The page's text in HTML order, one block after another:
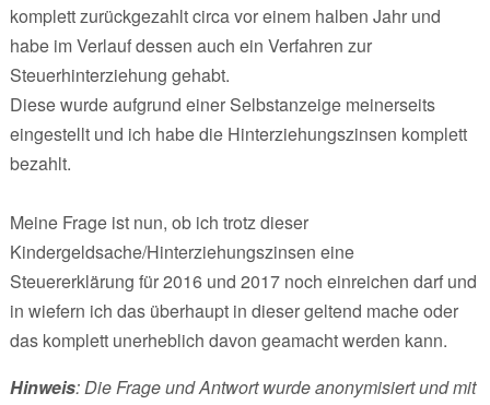
komplett zurückgezahlt circa vor einem halben Jahr und
habe im Verlauf dessen auch ein Verfahren zur
Steuerhinterziehung gehabt.
Diese wurde aufgrund einer Selbstanzeige meinerseits
eingestellt und ich habe die Hinterziehungszinsen komplett
bezahlt.
Meine Frage ist nun, ob ich trotz dieser
Kindergeldsache/Hinterziehungszinsen eine
Steuererklärung für 2016 und 2017 noch einreichen darf und
in wiefern ich das überhaupt in dieser geltend mache oder
das komplett unerheblich davon geamacht werden kann.
Hinweis: Die Frage und Antwort wurde anonymisiert und mit